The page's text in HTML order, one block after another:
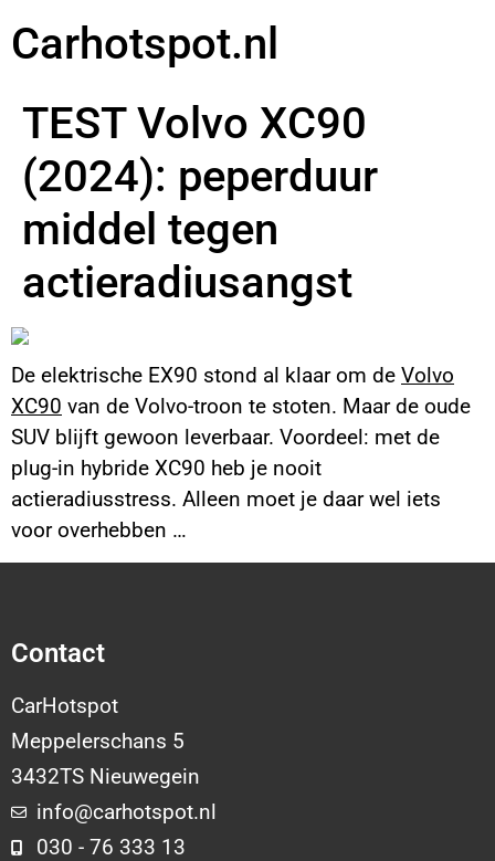
Carhotspot.nl
TEST Volvo XC90
(2024): peperduur
middel tegen
actieradiusangst
De elektrische EX90 stond al klaar om de Volvo
XC90 van de Volvo-troon te stoten. Maar de oude
SUV blijft gewoon leverbaar. Voordeel: met de
plug-in hybride XC90 heb je nooit
actieradiusstress. Alleen moet je daar wel iets
voor overhebben …
Contact
CarHotspot
Meppelerschans 5
3432TS Nieuwegein
info@carhotspot.nl
030 - 76 333 13